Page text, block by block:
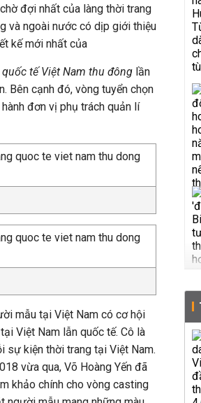
đợi nhất của làng thời trang
và ngoài nước có dịp giới thiệu
kế mới nhất của
tế Việt Nam thu đông lần
Bên cạnh đó, vòng tuyển chọn
đơn vị phụ trách quản lí
mẫu tại Việt Nam có cơ hội
Việt Nam lẫn quốc tế. Cô là
sự kiện thời trang tại Việt Nam.
vừa qua, Võ Hoàng Yến đã
khảo chính cho vòng casting